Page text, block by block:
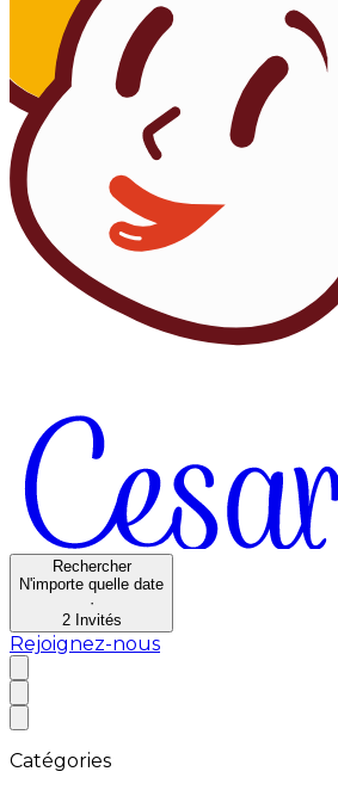
Rechercher
N'importe quelle date
·
2 Invités
Rejoignez-nous
Catégories